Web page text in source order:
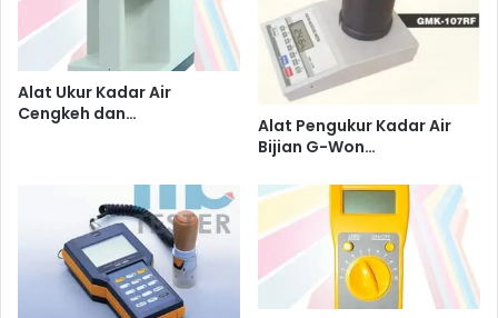
Alat Ukur Kadar Air
Cengkeh dan…
Alat Pengukur Kadar Air
Bijian G-Won…